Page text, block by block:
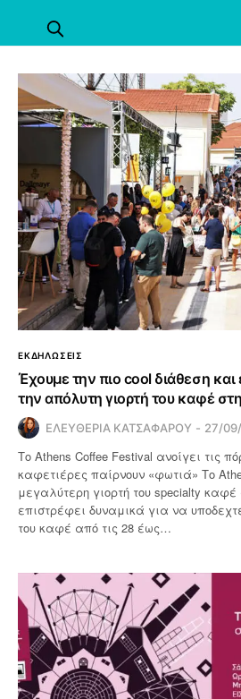
ΕΚΔΗΛΩΣΕΙΣ
Έχουμε την πιο cool διάθεση και
την απόλυτη γιορτή του καφέ
ΕΛΕΥΘΕΡΙΑ ΚΑΤΣΑΦΑΡΟΥ 27/
Το Athens Coffee Festival ανοίγει τις
καφετιέρες παίρνουν «φωτιά» Το
μεγαλύτερη γιορτή του specialty
επιστρέφει δυναμικά για να
του καφέ από τις 28 έως…